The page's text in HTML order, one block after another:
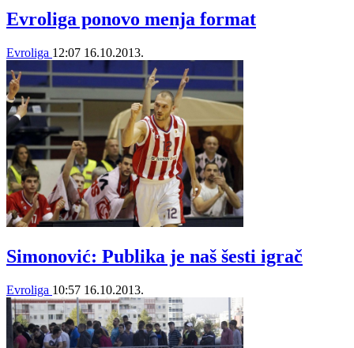
Evroliga ponovo menja format
Evroliga 12:07 16.10.2013.
Simonović: Publika je naš šesti igrač
Evroliga 10:57 16.10.2013.